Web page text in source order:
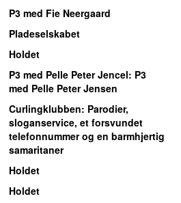
P3 med Fie Neergaard
Pladeselskabet
Holdet
P3 med Pelle Peter Jencel: P3
med Pelle Peter Jensen
Curlingklubben: Parodier,
sloganservice, et forsvundet
telefonnummer og en barmhjertig
samaritaner
Holdet
Holdet